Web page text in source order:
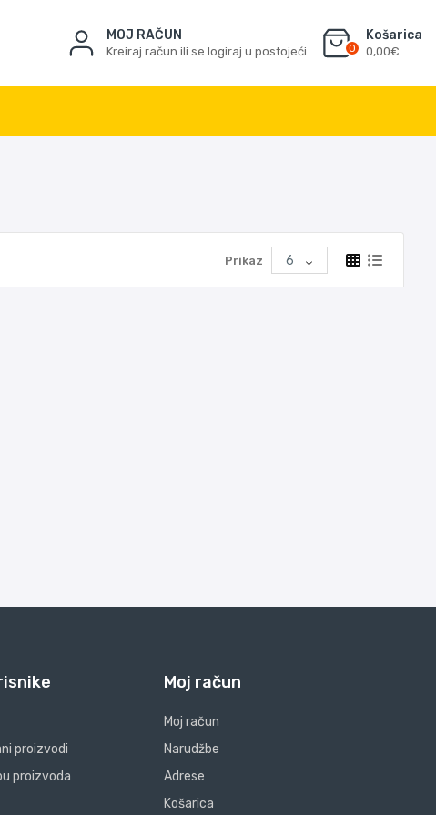
MOJ RAČUN
Kreiraj račun ili se logiraj u postojeći 0
Košarica
0,00€
Prikaz
proizvodi
proizvoda
Moj račun
Moj račun
Narudžbe
Adrese
Košarica